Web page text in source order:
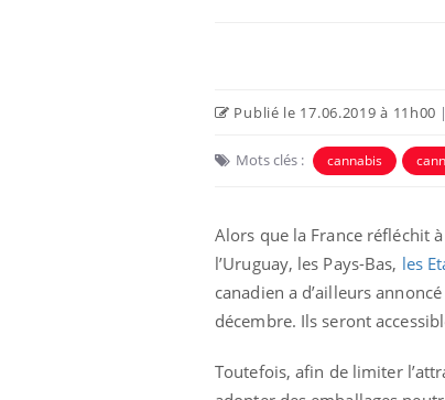
Publié le 17.06.2019 à 11h00
Mots clés : cannabis
Alors que la France réfléchit
l’Uruguay, les Pays-Bas, les
canadien a d’ailleurs
décembre. Ils seront
Toutefois, afin de limiter